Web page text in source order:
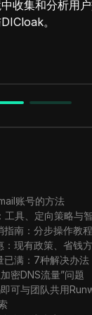
收集和分析用
。
账号的方法
具、定向策略与
南：分步操作教程
现有政策、省钱
满：7种解决办法
密DNS流量”问题
可与团队共用